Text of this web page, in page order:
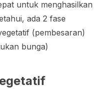
untuk menghasilkan
ada 2 fase
(pembesaran)
bunga)